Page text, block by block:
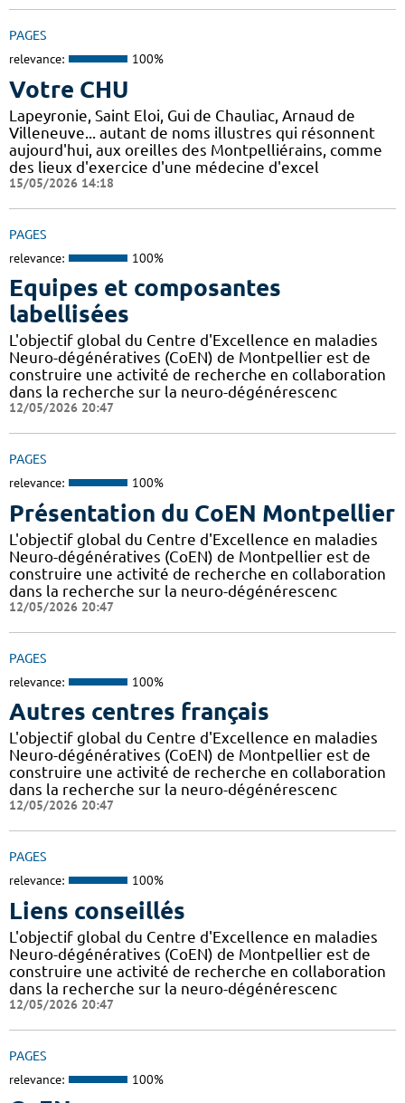
PAGES
relevance: 100%
Votre CHU
Lapeyronie, Saint Eloi, Gui de Chauliac, Arnaud de
Villeneuve... autant de noms illustres qui résonnent
aujourd'hui, aux oreilles des Montpelliérains, comme
des lieux d'exercice d'une médecine d'excel
15/05/2026 14:18
PAGES
relevance: 100%
Equipes et composantes
labellisées
L'objectif global du Centre d'Excellence en maladies
Neuro-dégénératives (CoEN) de Montpellier est de
construire une activité de recherche en collaboration
dans la recherche sur la neuro-dégénérescenc
12/05/2026 20:47
PAGES
relevance: 100%
Présentation du CoEN Montpellier
L'objectif global du Centre d'Excellence en maladies
Neuro-dégénératives (CoEN) de Montpellier est de
construire une activité de recherche en collaboration
dans la recherche sur la neuro-dégénérescenc
12/05/2026 20:47
PAGES
relevance: 100%
Autres centres français
L'objectif global du Centre d'Excellence en maladies
Neuro-dégénératives (CoEN) de Montpellier est de
construire une activité de recherche en collaboration
dans la recherche sur la neuro-dégénérescenc
12/05/2026 20:47
PAGES
relevance: 100%
Liens conseillés
L'objectif global du Centre d'Excellence en maladies
Neuro-dégénératives (CoEN) de Montpellier est de
construire une activité de recherche en collaboration
dans la recherche sur la neuro-dégénérescenc
12/05/2026 20:47
PAGES
relevance: 100%